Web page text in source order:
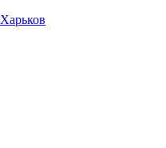
Харьков